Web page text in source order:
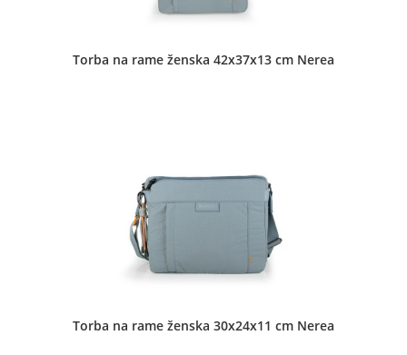
Torba na rame ženska 42x37x13 cm Nerea
Torba na rame ženska 30x24x11 cm Nerea